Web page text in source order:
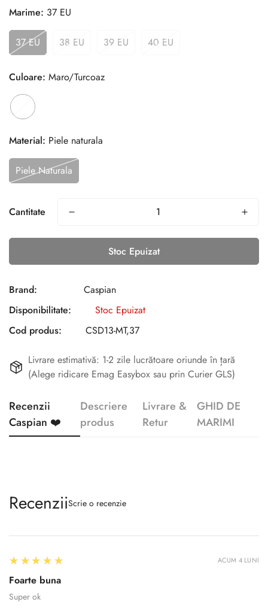
Marime: 37 EU
37 EU 38 EU 39 EU 40 EU
Culoare: Maro/Turcoaz
Material: Piele naturala
Piele Naturala
Cantitate
Stoc Epuizat
Brand:
Caspian
Disponibilitate:
Stoc Epuizat
Cod produs:
CSD13-MT,37
Livrare estimativă: 1-2 zile lucrătoare oriunde în țară
(Alege ridicare Emag Easybox sau prin Curier GLS)
Recenzii
Caspian ❤️
Descriere
produs
Livrare &
Retur
GHID DE
MARIMI
RecenziiScrie o recenzie
5
★★★★★
Foarte buna
Super ok
ACUM 4 LUNI